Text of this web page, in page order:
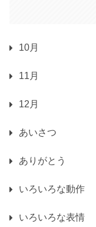
10月
11月
12月
あいさつ
ありがとう
いろいろな動作
いろいろな表情